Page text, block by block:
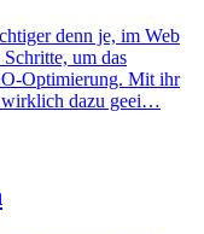
denn je, im Web
um das
Optimierung. Mit ihr
wirklich dazu geei…